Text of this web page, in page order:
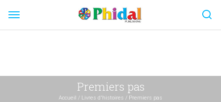
Premiers pas
Accueil / Livres d'histoires / Premiers pas